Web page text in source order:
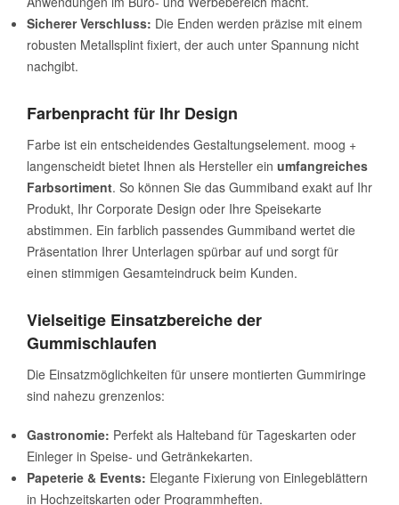
Sicherer Verschluss: Die Enden werden präzise mit einem
robusten Metallsplint fixiert, der auch unter Spannung nicht
nachgibt.
Farbenpracht für Ihr Design
Farbe ist ein entscheidendes Gestaltungselement. moog +
langenscheidt bietet Ihnen als Hersteller ein umfangreiches
Farbsortiment. So können Sie das Gummiband exakt auf Ihr
Produkt, Ihr Corporate Design oder Ihre Speisekarte
abstimmen. Ein farblich passendes Gummiband wertet die
Präsentation Ihrer Unterlagen spürbar auf und sorgt für
einen stimmigen Gesamteindruck beim Kunden.
Vielseitige Einsatzbereiche der
Gummischlaufen
Die Einsatzmöglichkeiten für unsere montierten Gummiringe
sind nahezu grenzenlos:
Gastronomie: Perfekt als Halteband für Tageskarten oder
Einleger in Speise- und Getränkekarten.
Papeterie & Events: Elegante Fixierung von Einlegeblättern
in Hochzeitskarten oder Programmheften.